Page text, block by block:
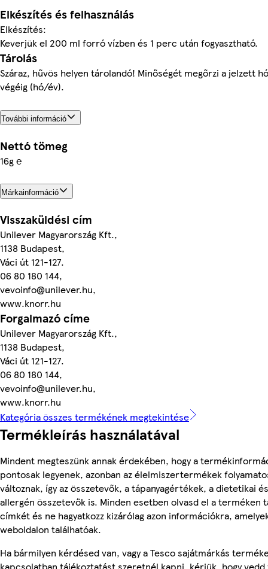
Elkészítés és felhasználás
Elkészítés:
Keverjük el 200 ml forró vízben és 1 perc után fogyasztható.
Tárolás
Száraz, hűvös helyen tárolandó! Minőségét megőrzi a jelzett
végéig (hó/év).
További információ
Nettó tömeg
16g ℮
Márkainformáció
Visszaküldési cím
Unilever Magyarország Kft.,
1138 Budapest,
Váci út 121-127.
06 80 180 144,
vevoinfo@unilever.hu,
www.knorr.hu
Forgalmazó címe
Unilever Magyarország Kft.,
1138 Budapest,
Váci út 121-127.
06 80 180 144,
vevoinfo@unilever.hu,
www.knorr.hu
Kategória összes termékének megtekintése
Termékleírás használatával
Mindent megteszünk annak érdekében, hogy a
pontosak legyenek, azonban az élelmiszertermékek
változnak, így az összetevők, a tápanyagértékek, a dietetikai és
allergén összetevők is. Minden esetben olvasd el a terméken
címkét és ne hagyatkozz kizárólag azon információkra,
weboldalon találhatóak.
Ha bármilyen kérdésed van, vagy a Tesco sajátmárkás